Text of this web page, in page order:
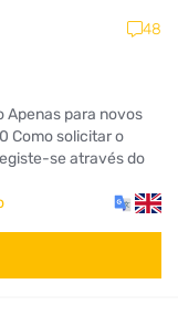
48
Apenas para novos
Como solicitar o
se através do